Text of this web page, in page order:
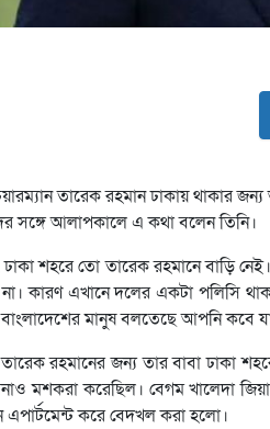
তারেক রহমান ঢাকায় থাকার
সঙ্গে আলাপকালে এ কথা বলেন তিনি।
শহরে তো তারেক রহমানে বাড়ি
না। কারণ এখানে দলের একটা পলিসি
মানুষ বলতেছে আপনি কবে
রহমানের জন্য তার বাবা ঢাকা
মশকরা করেছিল। বেগম খালেদা
এপার্টমেন্ট করে বেদখল করা হলো।